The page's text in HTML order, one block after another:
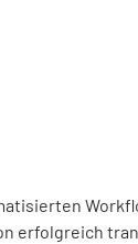
erfolgreich